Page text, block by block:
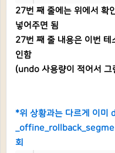
27번 째 줄에는 위에서
넣어주면 됨
27번 째 줄 내용은 이번 테
인함
(undo 사용량이 적어서 그
*위 상황과는 다르게 이미
회